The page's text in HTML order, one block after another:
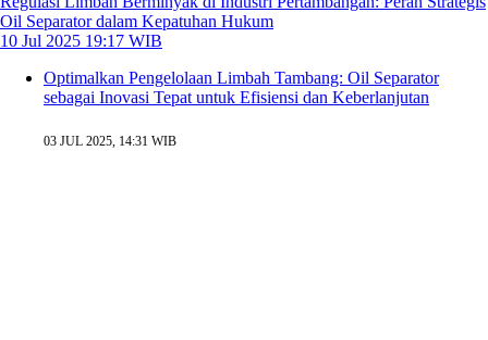
Oil Separator dalam Kepatuhan Hukum
10 Jul 2025 19:17 WIB
Optimalkan Pengelolaan Limbah Tambang: Oil Separator
sebagai Inovasi Tepat untuk Efisiensi dan Keberlanjutan
03 JUL 2025, 14:31 WIB